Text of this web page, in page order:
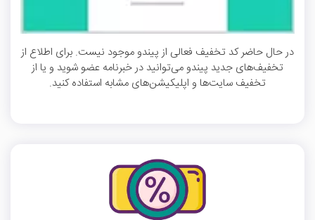
در حال حاضر کد تخفیف فعالی از پیندو موجود نیست. برای اطلاع از
تخفیف‌های جدید پیندو می‌توانید در خبرنامه عضو شوید و یا از
تخفیف سایت‌ها و اپلیکیشن‌های مشابه استفاده کنید.